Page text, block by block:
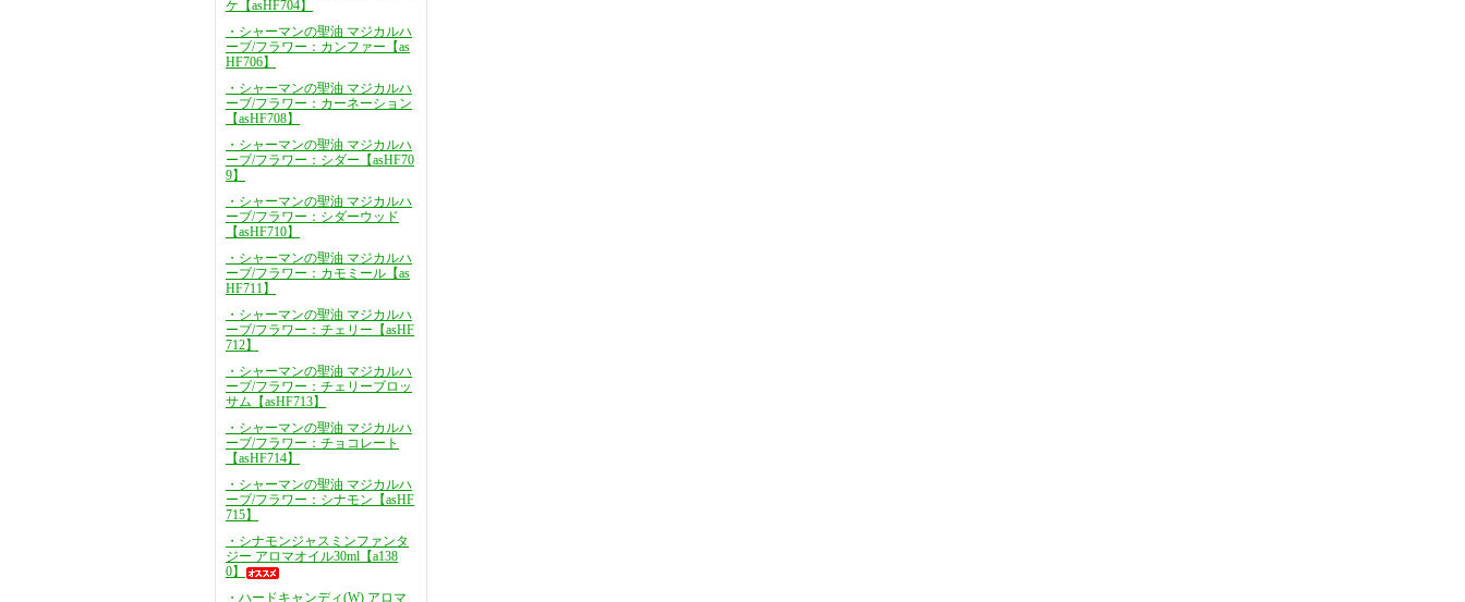
ケ【asHF704】
・シャーマンの聖油 マジカルハ
ーブ/フラワー：カンファー【as
HF706】
・シャーマンの聖油 マジカルハ
ーブ/フラワー：カーネーション
【asHF708】
・シャーマンの聖油 マジカルハ
ーブ/フラワー：シダー【asHF70
9】
・シャーマンの聖油 マジカルハ
ーブ/フラワー：シダーウッド
【asHF710】
・シャーマンの聖油 マジカルハ
ーブ/フラワー：カモミール【as
HF711】
・シャーマンの聖油 マジカルハ
ーブ/フラワー：チェリー【asHF
712】
・シャーマンの聖油 マジカルハ
ーブ/フラワー：チェリーブロッ
サム【asHF713】
・シャーマンの聖油 マジカルハ
ーブ/フラワー：チョコレート
【asHF714】
・シャーマンの聖油 マジカルハ
ーブ/フラワー：シナモン【asHF
715】
・シナモンジャスミンファンタ
ジー アロマオイル30ml【a138
0】
・ハードキャンディ(W) アロマ